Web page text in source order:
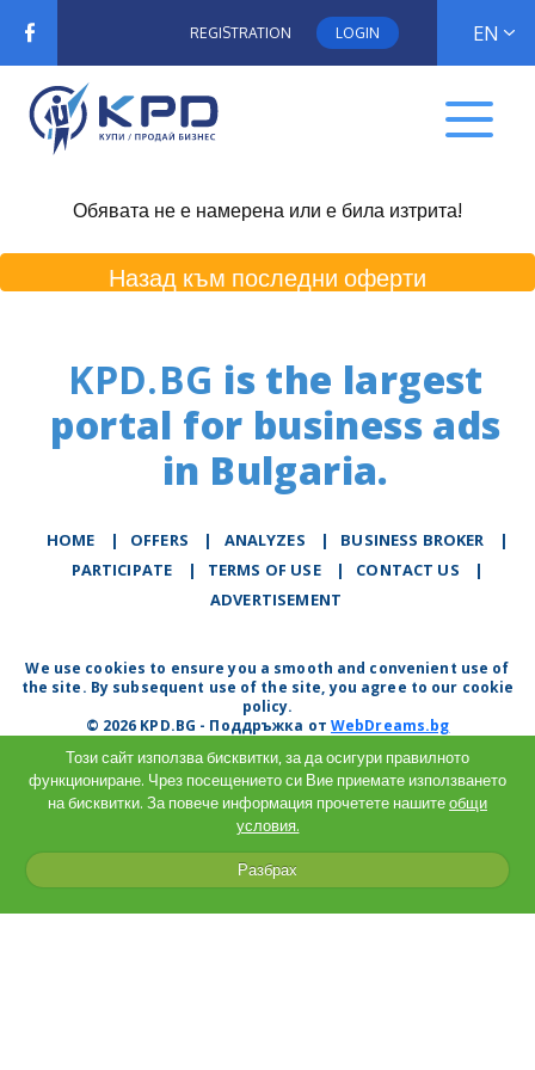
REGISTRATION LOGIN EN
Обявата не е намерена или е била изтрита!
Назад към последни оферти
KPD.BG is the largest
portal for business ads
in Bulgaria.
HOME | OFFERS | АNALYZES | BUSINESS BROKER
|
PARTICIPATE
| TERMS OF USE | CONTACT US
|
ADVERTISEMENT
We use cookies to ensure you a smooth and convenient use of
the site. By subsequent use of the site, you agree to our cookie
policy.
© 2026 KPD.BG - Поддръжка отWebDreams.bg
Този сайт използва бисквитки, за да осигури правилното
функциониране. Чрез посещението си Вие приемате използването
на бисквитки. За повече информация прочетете нашитеобщи
условия.
Разбрах